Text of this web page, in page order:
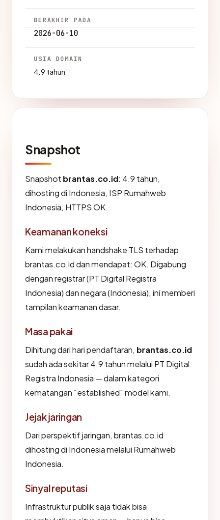
BERAKHIR PADA
2026-06-10
USIA DOMAIN
4.9 tahun
Snapshot
Snapshot brantas.co.id: 4.9 tahun,
dihosting di Indonesia, ISP Rumahweb
Indonesia, HTTPS OK.
Keamanan koneksi
Kami melakukan handshake TLS terhadap
brantas.co.id dan mendapat: OK. Digabung
dengan registrar (PT Digital Registra
Indonesia) dan negara (Indonesia), ini memberi
tampilan keamanan dasar.
Masa pakai
Dihitung dari hari pendaftaran, brantas.co.id
sudah ada sekitar 4.9 tahun melalui PT Digital
Registra Indonesia — dalam kategori
kematangan "established" model kami.
Jejak jaringan
Dari perspektif jaringan, brantas.co.id
dihosting di Indonesia melalui Rumahweb
Indonesia.
Sinyal reputasi
Infrastruktur publik saja tidak bisa